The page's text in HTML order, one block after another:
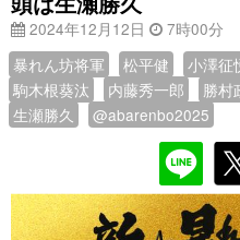
2024年12月12日
7時00分
暴れん坊将軍
松平健 小澤征
駒木根葵汰
内藤秀一郎 勝村
生瀬勝久
@abarenbo2025